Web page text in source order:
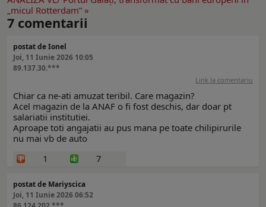
„micul Rotterdam” »
7 comentarii
postat de Ionel
Joi, 11 Iunie 2026 10:05
89.137.30.***
Link la comentariu
Chiar ca ne-ati amuzat teribil. Care magazin?
Acel magazin de la ANAF o fi fost deschis, dar doar pt
salariatii institutiei.
Aproape toti angajatii au pus mana pe toate chilipirurile
nu mai vb de auto
1
7
postat de Mariyscica
Joi, 11 Iunie 2026 06:52